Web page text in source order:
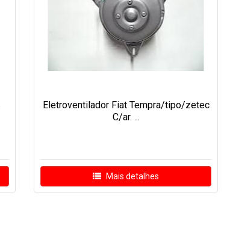
Eletroventilador Fiat Tempra/tipo/zetec
C/ar. ...
Mais detalhes